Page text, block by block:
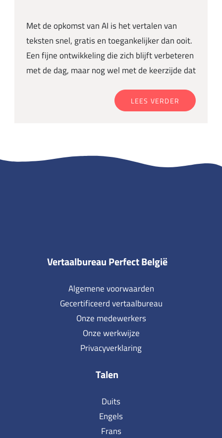
Met de opkomst van AI is het vertalen van
teksten snel, gratis en toegankelijker dan ooit.
Een fijne ontwikkeling die zich blijft verbeteren
met de dag, maar nog wel met de keerzijde dat
LEES VERDER
Vertaalbureau Perfect België
Algemene voorwaarden
Gecertificeerd vertaalbureau
Onze medewerkers
Onze werkwijze
Privacyverklaring
Talen
Duits
Engels
Frans